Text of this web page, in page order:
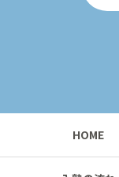
HOME